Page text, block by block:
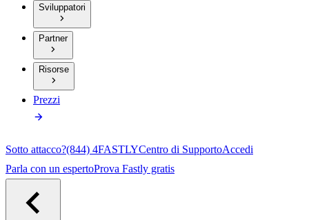
Sviluppatori
Partner
Risorse
Prezzi
Sotto attacco?(844) 4FASTLYCentro di SupportoAccedi
Parla con un espertoProva Fastly gratis